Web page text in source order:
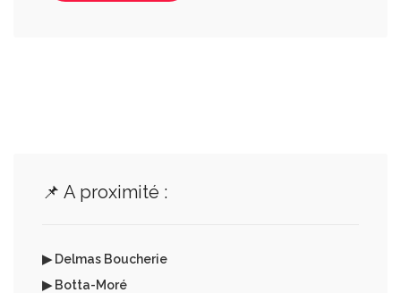
📌 A proximité :
▶ Delmas Boucherie
▶ Botta-Moré